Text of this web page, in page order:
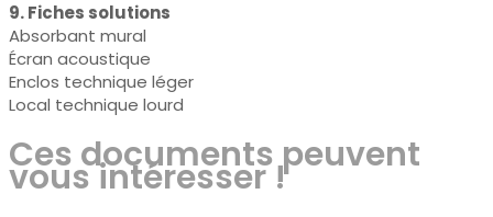
9. Fiches solutions
Absorbant mural
Écran acoustique
Enclos technique léger
Local technique lourd
Ces documents peuvent
vous intéresser !